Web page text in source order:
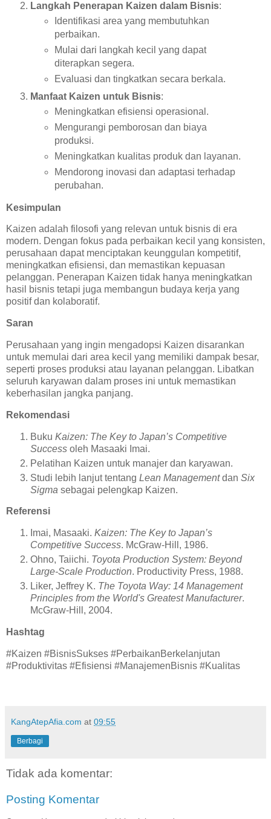
Langkah Penerapan Kaizen dalam Bisnis:
Identifikasi area yang membutuhkan
perbaikan.
Mulai dari langkah kecil yang dapat
diterapkan segera.
Evaluasi dan tingkatkan secara berkala.
Manfaat Kaizen untuk Bisnis:
Meningkatkan efisiensi operasional.
Mengurangi pemborosan dan biaya
produksi.
Meningkatkan kualitas produk dan layanan.
Mendorong inovasi dan adaptasi terhadap
perubahan.
Kesimpulan
Kaizen adalah filosofi yang relevan untuk bisnis di era
modern. Dengan fokus pada perbaikan kecil yang konsisten,
perusahaan dapat menciptakan keunggulan kompetitif,
meningkatkan efisiensi, dan memastikan kepuasan
pelanggan. Penerapan Kaizen tidak hanya meningkatkan
hasil bisnis tetapi juga membangun budaya kerja yang
positif dan kolaboratif.
Saran
Perusahaan yang ingin mengadopsi Kaizen disarankan
untuk memulai dari area kecil yang memiliki dampak besar,
seperti proses produksi atau layanan pelanggan. Libatkan
seluruh karyawan dalam proses ini untuk memastikan
keberhasilan jangka panjang.
Rekomendasi
Buku Kaizen: The Key to Japan’s Competitive
Success oleh Masaaki Imai.
Pelatihan Kaizen untuk manajer dan karyawan.
Studi lebih lanjut tentang Lean Managementdan Six
Sigma sebagai pelengkap Kaizen.
Referensi
Imai, Masaaki. Kaizen: The Key to Japan’s
Competitive Success. McGraw-Hill, 1986.
Ohno, Taiichi. Toyota Production System: Beyond
Large-Scale Production. Productivity Press, 1988.
Liker, Jeffrey K. The Toyota Way: 14 Management
Principles from the World's Greatest Manufacturer.
McGraw-Hill, 2004.
Hashtag
#Kaizen #BisnisSukses #PerbaikanBerkelanjutan
#Produktivitas #Efisiensi #ManajemenBisnis #Kualitas
KangAtepAfia.com at 09:55
Berbagi
Tidak ada komentar:
Posting Komentar